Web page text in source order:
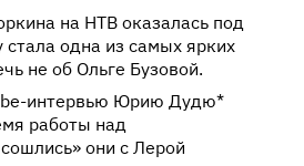
на НТВ оказалась под
стала одна из самых ярких
не об Ольге Бузовой.
интервью Юрию Дудю*
работы над
они с Лерой